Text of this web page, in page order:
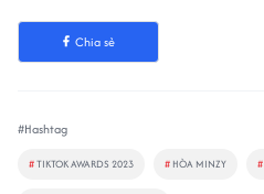
Chia sẻ
#Hashtag
#TIKTOK AWARDS 2023 # HÒA MINZY #